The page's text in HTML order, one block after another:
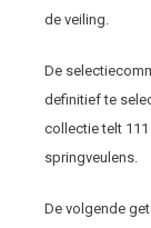
de veiling.
De
definitief te
collectie telt 111
springveulens.
De volgende